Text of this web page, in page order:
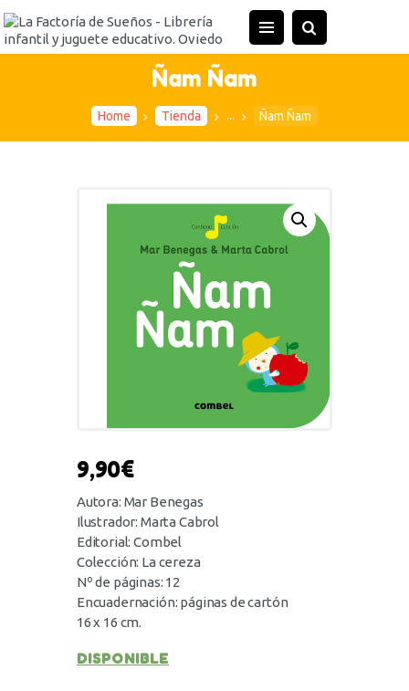
Ñam Ñam
Home Tienda ... Ñam Ñam
INICIO
ACTIVIDADES
9,90€
Autora: Mar Benegas
Ilustrador: Marta Cabrol
Editorial: Combel
Colección: La cereza
Nº de páginas: 12
Encuadernación: páginas de cartón
16 x 16 cm.
DISPONIBLE